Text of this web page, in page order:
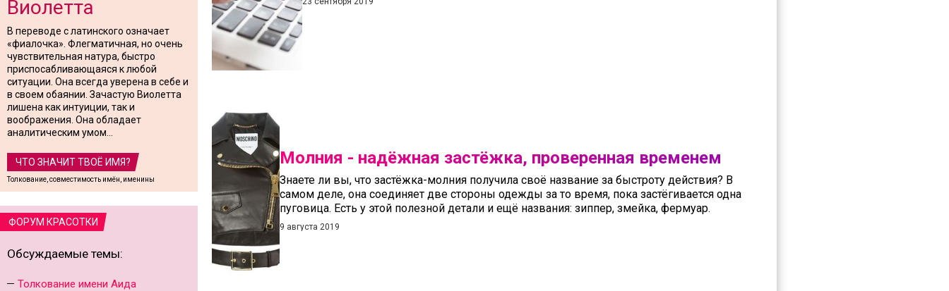
Виолетта
В переводе с латинского означает
«фиалочка». Флегматичная, но очень
чувствительная натура, быстро
приспосабливающаяся к любой
ситуации. Она всегда уверена в себе и
в своем обаянии. Зачастую Виолетта
лишена как интуиции, так и
воображения. Она обладает
аналитическим умом...
ЧТО ЗНАЧИТ ТВОЁ ИМЯ?
Толкование, совместимость имён, именины
ФОРУМ КРАСОТКИ
Обсуждаемые темы:
Толкование имени Аида
Молния - надёжная застёжка, проверенная временем
Знаете ли вы, что застёжка-молния получила своё название за быстроту действия? В
самом деле, она соединяет две стороны одежды за то время, пока застёгивается одна
пуговица. Есть у этой полезной детали и ещё названия: зиппер, змейка, фермуар.
9 августа 2019